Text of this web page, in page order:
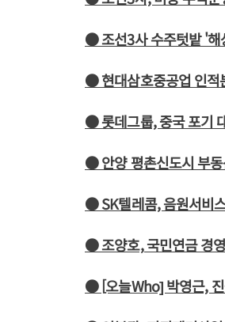
● 조선3사 수주텃밭 '해
● 현대삼호중공업 인적
● 롯데그룹, 중국 포기
● 안양 평촌신도시 부
● SK텔레콤, 음원서비
● 조양호, 국민연금 경
● [오늘Who] 박영근, 진